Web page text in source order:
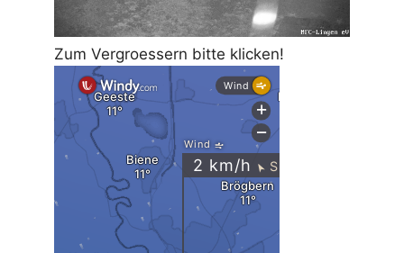
Zum Vergroessern bitte klicken!